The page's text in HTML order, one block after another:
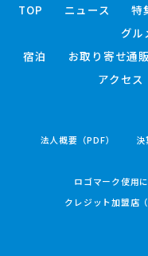
TOP ニュース 特
グル
宿泊
お取り寄せ通販
アクセス
法人概要（PDF） 決
ロゴマーク使用
クレジット加盟店（